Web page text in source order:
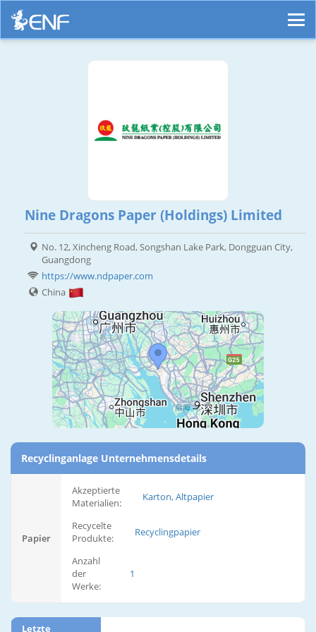
Nine Dragons Paper (Holdings) Limited
No. 12, Xincheng Road, Songshan Lake Park, Dongguan City,
Guangdong
https://www.ndpaper.com
China
Recyclinganlage Unternehmensdetails
Papier
Akzeptierte
Materialien:
Karton, Altpapier
Recycelte
Produkte:
Recyclingpapier
Anzahl
der
Werke:
1
Letzte